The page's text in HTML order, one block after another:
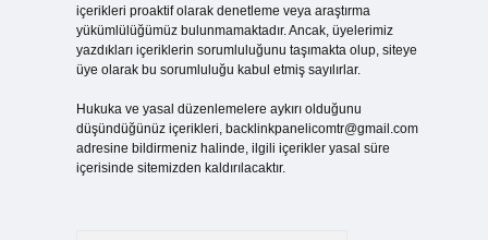
içerikleri proaktif olarak denetleme veya araştırma
yükümlülüğümüz bulunmamaktadır. Ancak, üyelerimiz
yazdıkları içeriklerin sorumluluğunu taşımakta olup, siteye
üye olarak bu sorumluluğu kabul etmiş sayılırlar.
Hukuka ve yasal düzenlemelere aykırı olduğunu
düşündüğünüz içerikleri, backlinkpanelicomtr@gmail.com
adresine bildirmeniz halinde, ilgili içerikler yasal süre
içerisinde sitemizden kaldırılacaktır.